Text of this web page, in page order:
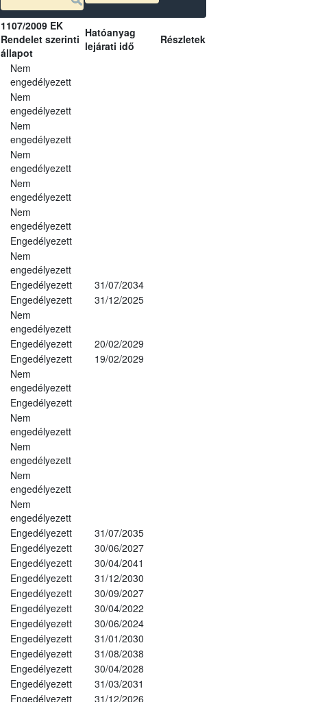
1107/2009 EK
Rendelet szerinti
állapot
Hatóanyag
lejárati idő
Részletek
Nem
engedélyezett
Nem
engedélyezett
Nem
engedélyezett
Nem
engedélyezett
Nem
engedélyezett
Nem
engedélyezett
Engedélyezett
Nem
engedélyezett
Engedélyezett
31/07/2034
Engedélyezett
31/12/2025
Nem
engedélyezett
Engedélyezett
20/02/2029
Engedélyezett
19/02/2029
Nem
engedélyezett
Engedélyezett
Nem
engedélyezett
Nem
engedélyezett
Nem
engedélyezett
Nem
engedélyezett
Engedélyezett
31/07/2035
Engedélyezett
30/06/2027
Engedélyezett
30/04/2041
Engedélyezett
31/12/2030
Engedélyezett
30/09/2027
Engedélyezett
30/04/2022
Engedélyezett
30/06/2024
Engedélyezett
31/01/2030
Engedélyezett
31/08/2038
Engedélyezett
30/04/2028
Engedélyezett
31/03/2031
Engedélyezett
31/12/2026